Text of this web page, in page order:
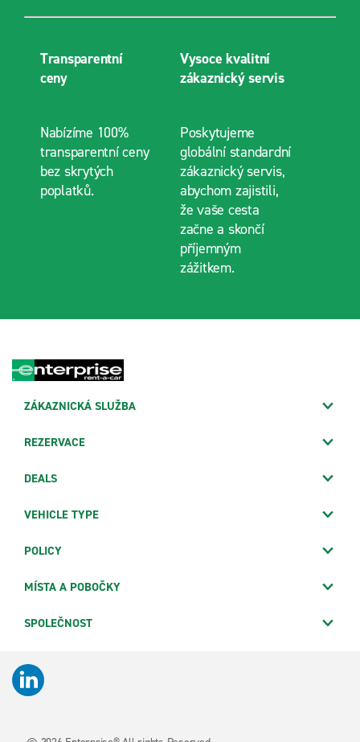
Transparentní
ceny
Nabízíme 100%
transparentní ceny
bez skrytých
poplatků.
Vysoce kvalitní
zákaznický servis
Poskytujeme
globální standardní
zákaznický servis,
abychom zajistili,
že vaše cesta
začne a skončí
příjemným
zážitkem.
ZÁKAZNICKÁ SLUŽBA
REZERVACE
DEALS
VEHICLE TYPE
POLICY
MÍSTA A POBOČKY
SPOLEČNOST